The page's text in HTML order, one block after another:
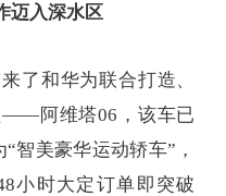
迈入深水区
了和华为联合打造、
——阿维塔06，该车已
智美豪华运动轿车”，
小时大定订单即突破